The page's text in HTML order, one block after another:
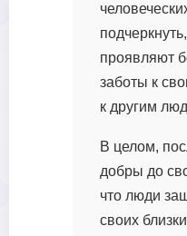
проявляют
заботы к
к другим
В целом,
добры до
что люди
своих